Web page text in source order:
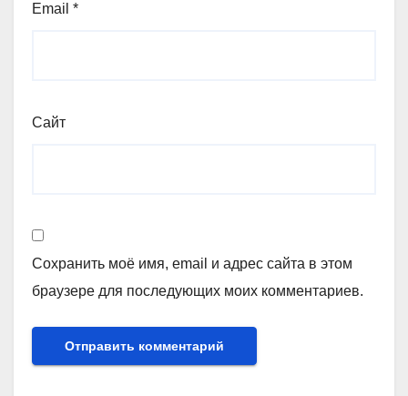
Email *
Сайт
Сохранить моё имя, email и адрес сайта в этом
браузере для последующих моих комментариев.